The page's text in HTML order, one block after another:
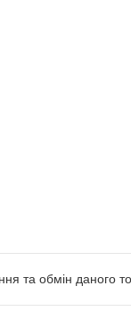
та обмін даного